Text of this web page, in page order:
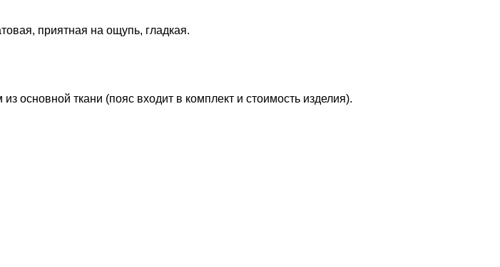
приятная на ощупь, гладкая.
основной ткани (пояс входит в комплект и стоимость изделия).